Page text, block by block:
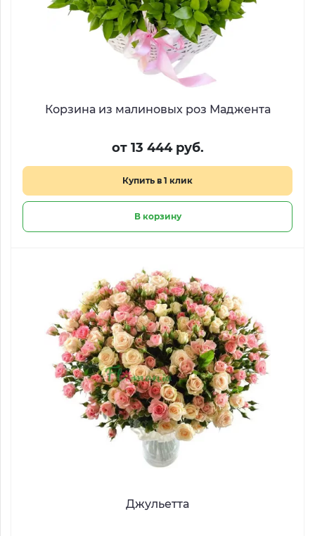
Корзина из малиновых роз Маджента
от 13 444 руб.
Купить в 1 клик
В корзину
Джульетта